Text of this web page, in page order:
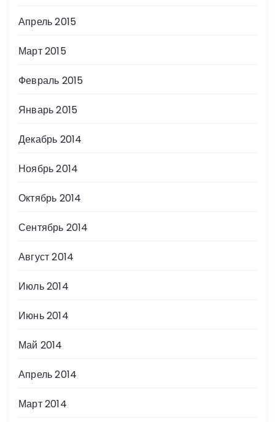
Апрель 2015
Март 2015
Февраль 2015
Январь 2015
Декабрь 2014
Ноябрь 2014
Октябрь 2014
Сентябрь 2014
Август 2014
Июль 2014
Июнь 2014
Май 2014
Апрель 2014
Март 2014